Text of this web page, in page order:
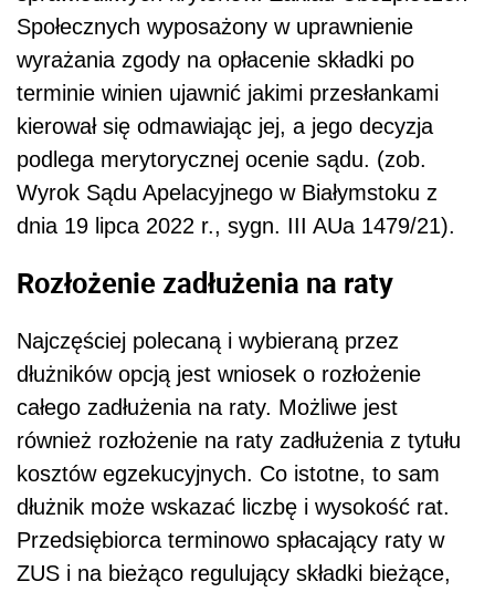
Społecznych wyposażony w uprawnienie
wyrażania zgody na opłacenie składki po
terminie winien ujawnić jakimi przesłankami
kierował się odmawiając jej, a jego decyzja
podlega merytorycznej ocenie sądu. (zob.
Wyrok Sądu Apelacyjnego w Białymstoku z
dnia 19 lipca 2022 r., sygn. III AUa 1479/21).
Rozłożenie zadłużenia na raty
Najczęściej polecaną i wybieraną przez
dłużników opcją jest wniosek o rozłożenie
całego zadłużenia na raty. Możliwe jest
również rozłożenie na raty zadłużenia z tytułu
kosztów egzekucyjnych. Co istotne, to sam
dłużnik może wskazać liczbę i wysokość rat.
Przedsiębiorca terminowo spłacający raty w
ZUS i na bieżąco regulujący składki bieżące,